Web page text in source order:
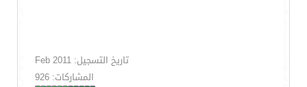
تاريخ التسجيل: Feb 2011
المشاركات: 926